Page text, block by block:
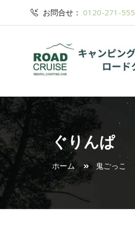
お問合せ： 0120-271-555
ぐりんぱ
ホーム 鬼ごっこ